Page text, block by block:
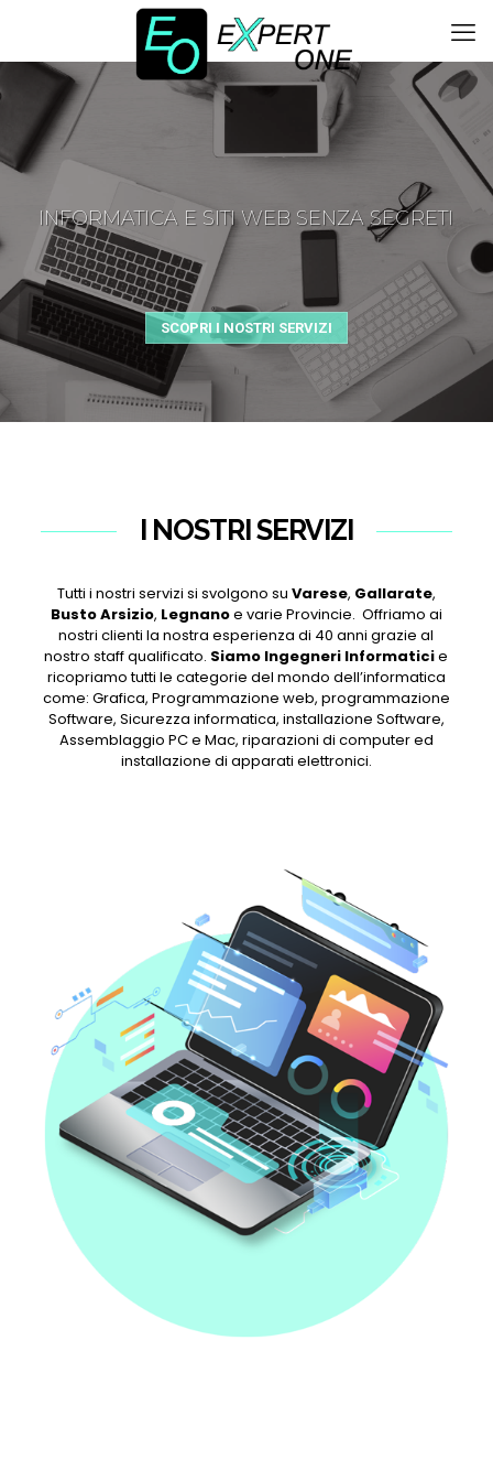
INFORMATICA E SITI WEB SENZA SEGRETI
SCOPRI I NOSTRI SERVIZI
I NOSTRI SERVIZI
Tutti i nostri servizi si svolgono su Varese, Gallarate,
Busto Arsizio, Legnanoe varie Provincie. Offriamo ai
nostri clienti la nostra esperienza di 40 anni grazie al
nostro staff qualificato. Siamo Ingegneri Informaticie
ricopriamo tutti le categorie del mondo dell’informatica
come: Grafica, Programmazione web, programmazione
Software, Sicurezza informatica, installazione Software,
Assemblaggio PC e Mac, riparazioni di computer ed
installazione di apparati elettronici.